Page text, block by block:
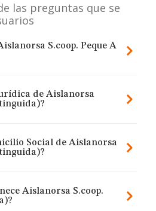
las preguntas que se
S.coop. Peque A
de Aislanorsa
Social de Aislanorsa
Aislanorsa S.coop.